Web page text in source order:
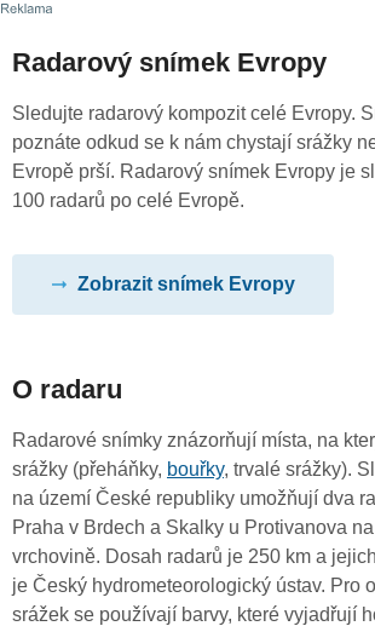
Radarový snímek Evropy
Sledujte radarový kompozit celé Evropy.
poznáte odkud se k nám chystají srážky
Evropě prší. Radarový snímek Evropy je
100 radarů po celé Evropě.
Zobrazit snímek Evropy
O radaru
Radarové snímky znázorňují místa, na
srážky (přeháňky, bouřky, trvalé srážky).
na území České republiky umožňují dva
Praha v Brdech a Skalky u Protivanova
vrchovině. Dosah radarů je 250 km a
je Český hydrometeorologický ústav. Pro
srážek se používají barvy, které vyjadřují